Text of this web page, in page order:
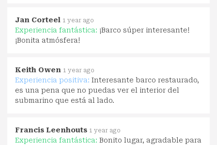
Jan Corteel 1 year ago
Experiencia fantástica: ¡Barco súper interesante!
¡Bonita atmósfera!
Keith Owen 1 year ago
Experiencia positiva: Interesante barco restaurado,
es una pena que no puedas ver el interior del
submarino que está al lado.
Francis Leenhouts 1 year ago
Experiencia fantástica: Bonito lugar, agradable para